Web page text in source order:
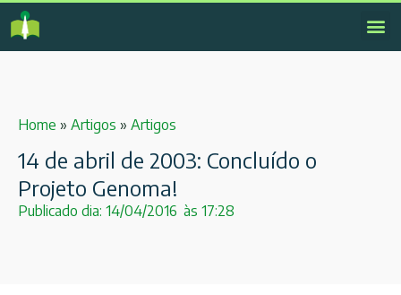
Home » Artigos » Artigos
14 de abril de 2003: Concluído o
Projeto Genoma!
Publicado dia: 14/04/2016 às 17:28